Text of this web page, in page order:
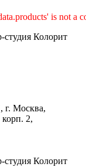
is not a
Колорит
Москва,
2,
Колорит